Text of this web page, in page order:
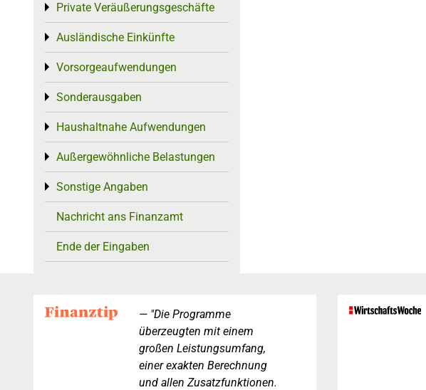
Private Veräußerungsgeschäfte
Toggle menu
Ausländische Einkünfte
Toggle menu
Vorsorgeaufwendungen
Toggle menu
Sonderausgaben
Toggle menu
Haushaltnahe Aufwendungen
Toggle menu
Außergewöhnliche Belastungen
Toggle menu
Sonstige Angaben
Toggle menu
Nachricht ans Finanzamt
Ende der Eingaben
"Die Programme
überzeugten mit einem
großen Leistungsumfang,
einer exakten Berechnung
und allen Zusatzfunktionen.